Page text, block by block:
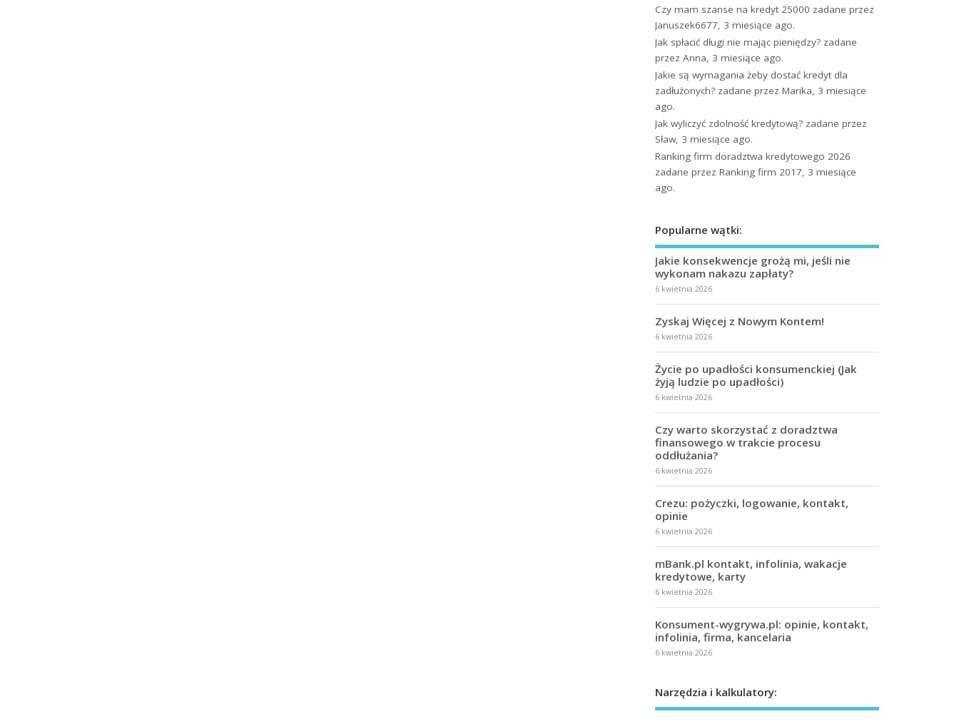
Czy mam szanse na kredyt 25000 zadane przez
Januszek6677, 3 miesiące ago.
Jak spłacić długi nie mając pieniędzy? zadane
przez Anna, 3 miesiące ago.
Jakie są wymagania żeby dostać kredyt dla
zadłużonych? zadane przez Marika, 3 miesiące
ago.
Jak wyliczyć zdolność kredytową? zadane przez
Sław, 3 miesiące ago.
Ranking firm doradztwa kredytowego 2026
zadane przez Ranking firm 2017, 3 miesiące
ago.
Popularne wątki:
Jakie konsekwencje grożą mi, jeśli nie
wykonam nakazu zapłaty?
6 kwietnia 2026
Zyskaj Więcej z Nowym Kontem!
6 kwietnia 2026
Życie po upadłości konsumenckiej (Jak
żyją ludzie po upadłości)
6 kwietnia 2026
Czy warto skorzystać z doradztwa
finansowego w trakcie procesu
oddłużania?
6 kwietnia 2026
Crezu: pożyczki, logowanie, kontakt,
opinie
6 kwietnia 2026
mBank.pl kontakt, infolinia, wakacje
kredytowe, karty
6 kwietnia 2026
Konsument-wygrywa.pl: opinie, kontakt,
infolinia, firma, kancelaria
6 kwietnia 2026
Narzędzia i kalkulatory: